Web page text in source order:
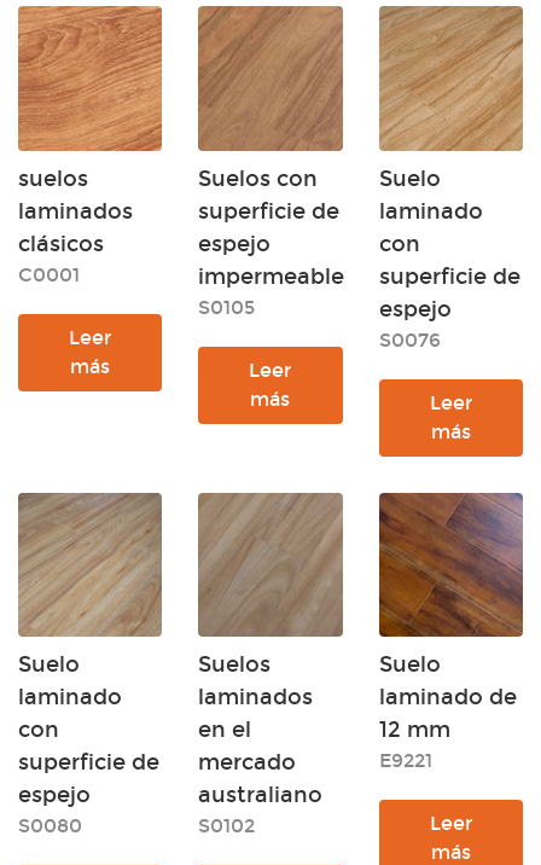
suelos
laminados
clásicos
C0001
Leer
más
Suelos con
superficie de
espejo
impermeable
S0105
Leer
más
Suelo
laminado
con
superficie de
espejo
S0076
Leer
más
Suelo
laminado
con
superficie de
espejo
S0080
Suelos
laminados
en el
mercado
australiano
S0102
Suelo
laminado de
12 mm
E9221
Leer
más